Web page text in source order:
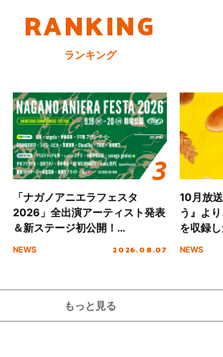
RANKING
ランキング
「ナガノアニエラフェスタ
2026」全出演アーティスト発表
＆新ステージ初公開！
NEWS 2026.08.07
10月放
う』よ
を収録
NEWS
もっと見る